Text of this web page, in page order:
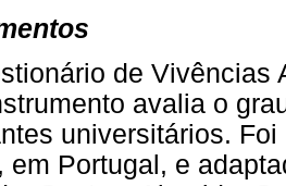
de Vivências
avalia o
universitários.
em Portugal, e